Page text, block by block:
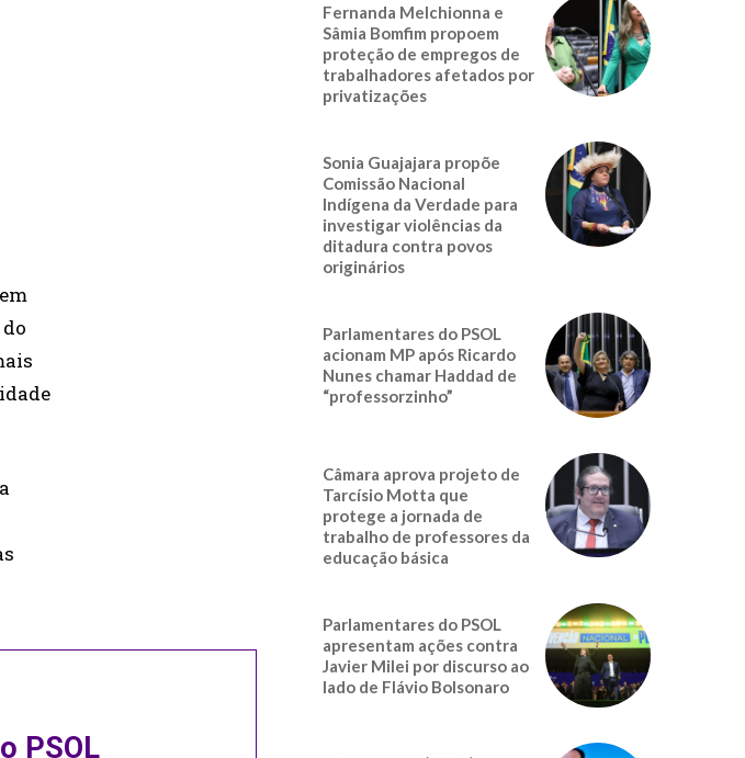
PSOL
Fernanda Melchionna e
Sâmia Bomfim propoem
proteção de empregos de
trabalhadores afetados por
privatizações
Sonia Guajajara propõe
Comissão Nacional
Indígena da Verdade para
investigar violências da
ditadura contra povos
originários
Parlamentares do PSOL
acionam MP após Ricardo
Nunes chamar Haddad de
“professorzinho”
Câmara aprova projeto de
Tarcísio Motta que
protege a jornada de
trabalho de professores da
educação básica
Parlamentares do PSOL
apresentam ações contra
Javier Milei por discurso ao
lado de Flávio Bolsonaro